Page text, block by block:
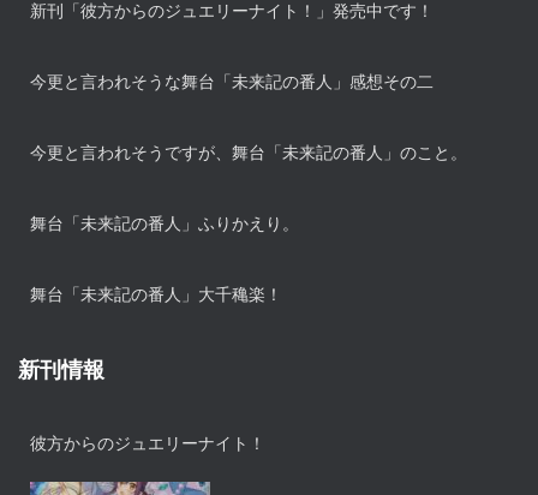
新刊「彼方からのジュエリーナイト！」発売中です！
今更と言われそうな舞台「未来記の番人」感想その二
今更と言われそうですが、舞台「未来記の番人」のこと。
舞台「未来記の番人」ふりかえり。
舞台「未来記の番人」大千穐楽！
新刊情報
彼方からのジュエリーナイト！